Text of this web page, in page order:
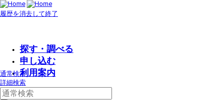
履歴を消去して終了
探す・調べる
申し込む
利用案内
通常検索
詳細検索